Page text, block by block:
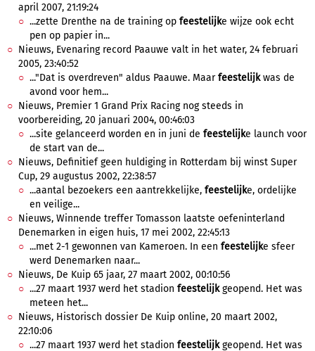
april 2007, 21:19:24
...zette Drenthe na de training op feestelijke wijze ook echt
pen op papier in...
Nieuws, Evenaring record Paauwe valt in het water, 24 februari
2005, 23:40:52
..."Dat is overdreven" aldus Paauwe. Maarfeestelijkwas de
avond voor hem...
Nieuws, Premier 1 Grand Prix Racing nog steeds in
voorbereiding, 20 januari 2004, 00:46:03
...site gelanceerd worden en in juni de feestelijke launch voor
de start van de...
Nieuws, Definitief geen huldiging in Rotterdam bij winst Super
Cup, 29 augustus 2002, 22:38:57
...aantal bezoekers een aantrekkelijke, feestelijke, ordelijke
en veilige...
Nieuws, Winnende treffer Tomasson laatste oefeninterland
Denemarken in eigen huis, 17 mei 2002, 22:45:13
...met 2-1 gewonnen van Kameroen. In een feestelijke sfeer
werd Denemarken naar...
Nieuws, De Kuip 65 jaar, 27 maart 2002, 00:10:56
...27 maart 1937 werd het stadion feestelijkgeopend. Het was
meteen het...
Nieuws, Historisch dossier De Kuip online, 20 maart 2002,
22:10:06
...27 maart 1937 werd het stadion feestelijkgeopend. Het was